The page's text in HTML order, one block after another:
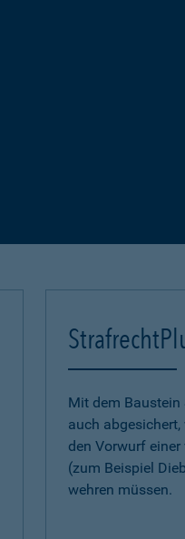
Mit dem
auch
den Vorwurf
(zum Beispiel
wehren müssen.